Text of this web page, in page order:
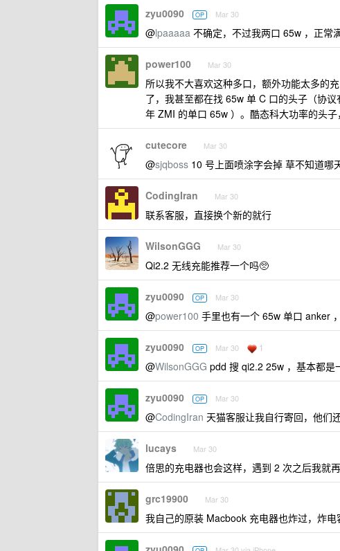
zyu0090 OP Mar 30
@lpaaaaa 不确定，不过我两口 65w ，正常
power100 Mar 30
所以我不大喜欢这种多口，额外功能太多的
了，我甚至都在找 65w 单 C 口的头子（协
年 ZMI 的单口 65w ）。酷态科大功率的头
cutecore Mar 30
@sjqboss 10 号上面喷涂字会掉 草不知道哪
CodingIran Mar 30
联系客服，直接换个新的就行
WilsonGGG Mar 30
Qi2.2 无线充能推荐一个吗🥺
zyu0090 OP Mar 30
@power100 手里也有一个 65w 单口 anker
zyu0090 OP Mar 30 1
@WilsonGGG pdd 搜 qi2.2 25w ，基本都是
zyu0090 OP Mar 30
@CodingIran 天猫客服让我自行寄回，他们
lucays Mar 30
倍思的充电器也会这样，遇到 2 次之后我就
grc19900 Mar 30
我自己的原装 Macbook 充电器也炸过，炸